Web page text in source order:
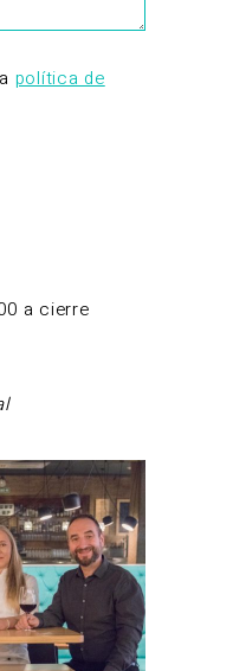
política de
a cierre